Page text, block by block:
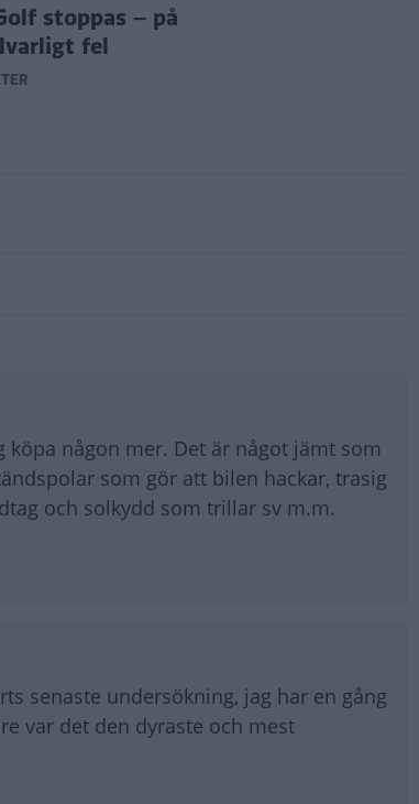
stoppas – på
fel
köpa någon mer. Det är något jämt som
som gör att bilen hackar, trasig
och solkydd som trillar sv m.m.
senaste undersökning, jag har en gång
var det den dyraste och mest